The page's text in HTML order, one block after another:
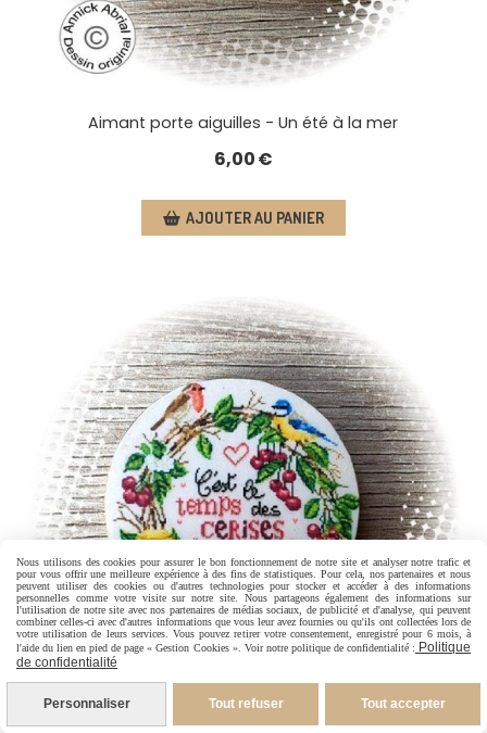
Aimant porte aiguilles - Un été à la mer
6,00€
AJOUTER AU PANIER
Nous utilisons des cookies pour assurer le bon fonctionnement de notre site et analyser notre trafic et
pour vous offrir une meilleure expérience à des fins de statistiques. Pour cela, nos partenaires et nous
peuvent utiliser des cookies ou d'autres technologies pour stocker et accéder à des informations
personnelles comme votre visite sur notre site. Nous partageons également des informations sur
l'utilisation de notre site avec nos partenaires de médias sociaux, de publicité et d'analyse, qui peuvent
combiner celles-ci avec d'autres informations que vous leur avez fournies ou qu'ils ont collectées lors de
votre utilisation de leurs services. Vous pouvez retirer votre consentement, enregistré pour 6 mois, à
l'aide du lien en pied de page « Gestion Cookies ». Voir notre politique de confidentialité : Politique
de confidentialité
Personnaliser Tout refuser Tout accepter